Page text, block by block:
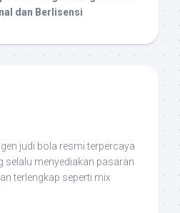
dan Berlisensi
judi bola resmi terpercaya
selalu menyediakan pasaran
terlengkap seperti mix